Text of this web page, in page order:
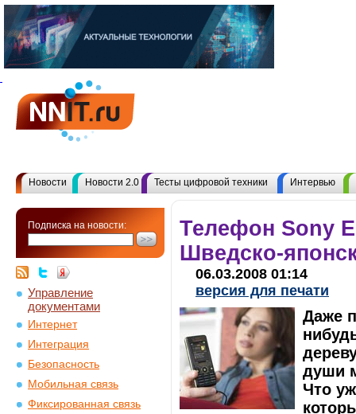
Новости Новости 2.0 Тесты цифровой техники Интервью
Подписка на новости:
Управление
документами
Интернет
Интеграция
Безопасность
Мобильная связь
Фиксированная связь
Телефон Sony
Шведско-
06.03.2008 01:14
версия для печати
Даже
души
Что